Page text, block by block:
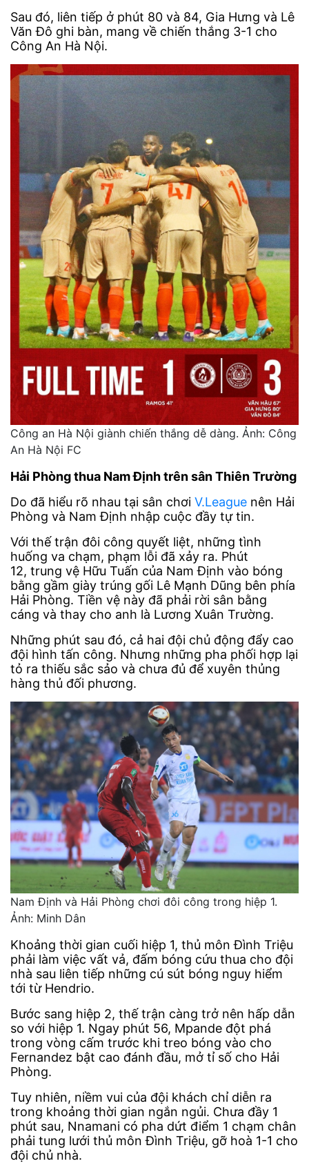
Sau đó, liên tiếp ở phút 80 và 84, Gia Hưng và Lê
Văn Đô ghi bàn, mang về chiến thắng 3-1 cho
Công An Hà Nội.
Công an Hà Nội giành chiến thắng dễ dàng. Ảnh: Công
An Hà Nội FC
Hải Phòng thua Nam Định trên sân Thiên Trường
Do đã hiểu rõ nhau tại sân chơi V.League nên Hải
Phòng và Nam Định nhập cuộc đầy tự tin.
Với thế trận đôi công quyết liệt, những tình
huống va chạm, phạm lỗi đã xảy ra. Phút
12, trung vệ Hữu Tuấn của Nam Định vào bóng
bằng gầm giày trúng gối Lê Mạnh Dũng bên phía
Hải Phòng. Tiền vệ này đã phải rời sân bằng
cáng và thay cho anh là Lương Xuân Trường.
Những phút sau đó, cả hai đội chủ động đẩy cao
đội hình tấn công. Nhưng những pha phối hợp lại
tỏ ra thiếu sắc sảo và chưa đủ để xuyên thủng
hàng thủ đối phương.
Nam Định và Hải Phòng chơi đôi công trong hiệp 1.
Ảnh: Minh Dân
Khoảng thời gian cuối hiệp 1, thủ môn Đình Triệu
phải làm việc vất vả, đấm bóng cứu thua cho đội
nhà sau liên tiếp những cú sút bóng nguy hiểm
tới từ Hendrio.
Bước sang hiệp 2, thế trận càng trở nên hấp dẫn
so với hiệp 1. Ngay phút 56, Mpande đột phá
trong vòng cấm trước khi treo bóng vào cho
Fernandez bật cao đánh đầu, mở tỉ số cho Hải
Phòng.
Tuy nhiên, niềm vui của đội khách chỉ diễn ra
trong khoảng thời gian ngắn ngủi. Chưa đầy 1
phút sau, Nnamani có pha dứt điểm 1 chạm chân
phải tung lưới thủ môn Đình Triệu, gỡ hoà 1-1 cho
đội chủ nhà.